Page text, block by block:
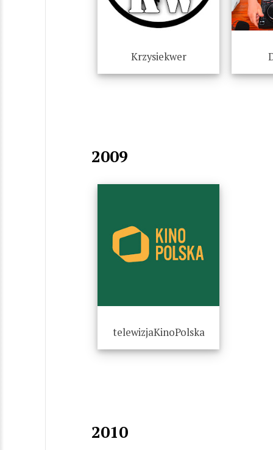
Krzysiekwer
2009
telewizjaKinoPolska
2010